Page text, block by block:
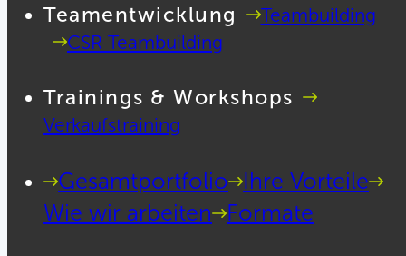
Teamentwicklung
Teambuilding
CSR Teambuilding
Trainings & Workshops
Verkaufstraining
Gesamtportfolio
Ihre Vorteile
Wie wir arbeiten
Formate